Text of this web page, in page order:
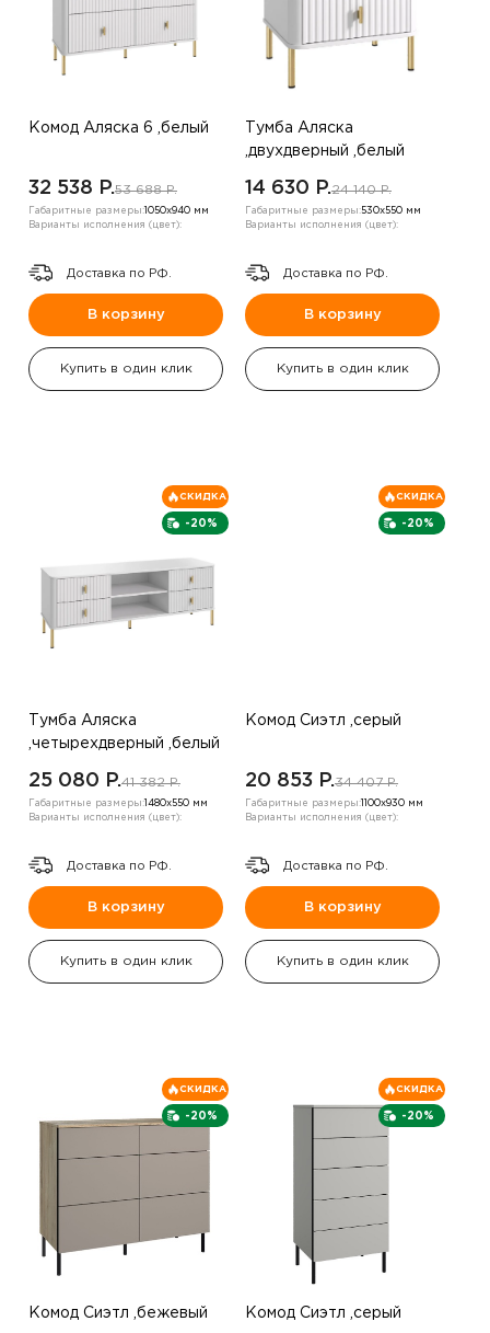
Комод Аляска 6 ,белый
32 538 P.53 688 P.
Габаритные размеры: 1050х940 мм
Варианты исполнения (цвет):
Доставка по РФ.
В корзину
Купить в один клик
Тумба Аляска
,двухдверный ,белый
14 630 P.24 140 P.
Габаритные размеры:530х550 мм
Варианты исполнения (цвет):
Доставка по РФ.
В корзину
Купить в один клик
-20%
СКИДКА
Тумба Аляска
,четырехдверный ,белый
25 080 P.41 382 P.
Габаритные размеры: 1480х550 мм
Варианты исполнения (цвет):
Доставка по РФ.
В корзину
Купить в один клик
-20%
СКИДКА
Комод Сиэтл ,серый
20 853 P.34 407 P.
Габаритные размеры: 1100х930 мм
Варианты исполнения (цвет):
Доставка по РФ.
В корзину
Купить в один клик
-20%
СКИДКА
Комод Сиэтл ,бежевый
-20%
СКИДКА
Комод Сиэтл ,серый